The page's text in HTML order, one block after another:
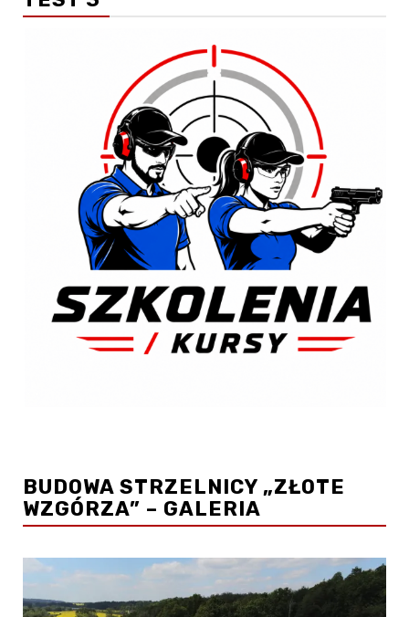
BUDOWA STRZELNICY „ZŁOTE
WZGÓRZA” – GALERIA